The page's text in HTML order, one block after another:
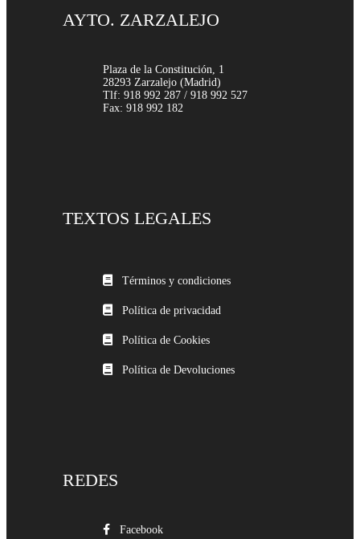
AYTO. ZARZALEJO
Plaza de la Constitución, 1
28293 Zarzalejo (Madrid)
Tlf: 918 992 287 / 918 992 527
Fax: 918 992 182
TEXTOS LEGALES
Términos y condiciones
Política de privacidad
Política de Cookies
Política de Devoluciones
REDES
Facebook